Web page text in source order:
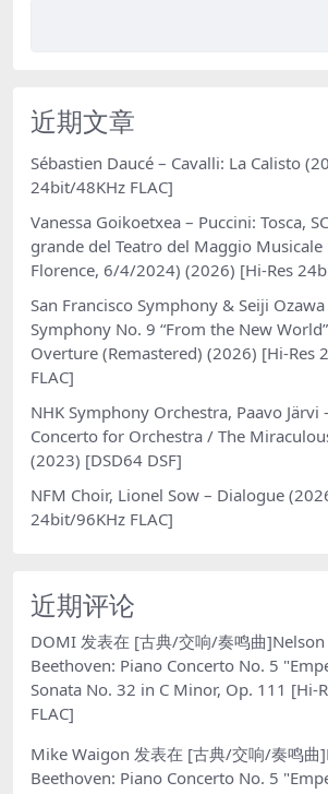
近期文章
Sébastien Daucé – Cavalli: La Calisto
24bit/48KHz FLAC]
Vanessa Goikoetxea – Puccini: Tosca,
grande del Teatro del Maggio
Florence, 6/4/2024) (2026) [Hi-Res
San Francisco Symphony & Seiji
Symphony No. 9 “From the New
Overture (Remastered) (2026) [Hi-Res
FLAC]
NHK Symphony Orchestra, Paavo Järvi
Concerto for Orchestra / The
(2023) [DSD64 DSF]
NFM Choir, Lionel Sow – Dialogue
24bit/96KHz FLAC]
近期评论
DOMI 发表在 [古典/交响/奏鸣曲]Nelson
Beethoven: Piano Concerto No. 5
Sonata No. 32 in C Minor, Op. 111 [Hi-
FLAC]
Mike Waigon 发表在 [古典/交响/奏鸣曲
Beethoven: Piano Concerto No. 5